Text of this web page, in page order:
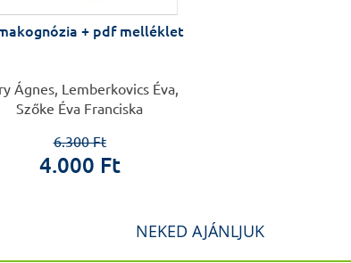
+ pdf melléklet
Ágnes, Lemberkovics Éva,
Szőke Éva Franciska
6.300 Ft
4.000 Ft
NEKED AJÁNLJUK